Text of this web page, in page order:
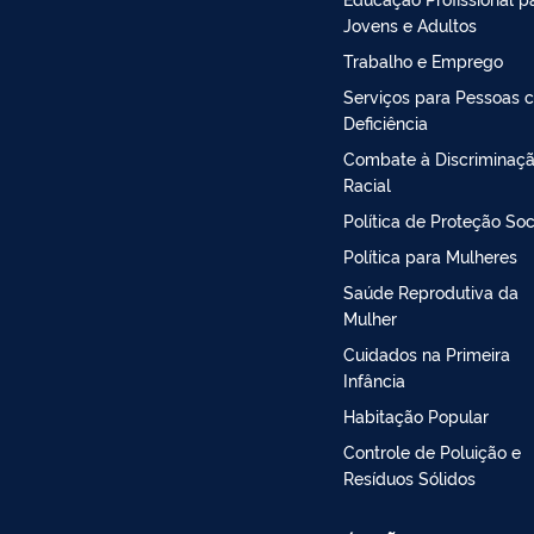
Jovens e Adultos
Trabalho e Emprego
Serviços para Pessoas
Deficiência
Combate à
Racial
Política de Proteção
Política para Mulheres
Saúde Reprodutiva da
Mulher
Cuidados na Primeira
Infância
Habitação Popular
Controle de Poluição e
Resíduos Sólidos